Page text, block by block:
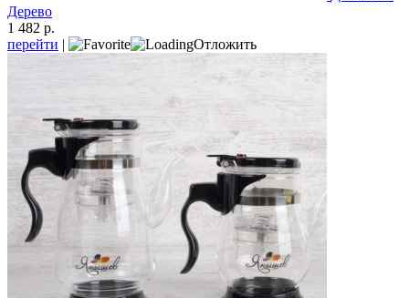
Дерево
1 482 р.
перейти | Отложить